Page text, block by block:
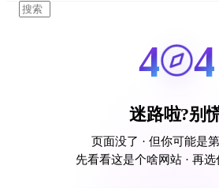
4 4
迷路啦?别
页面没了 · 但你可能是
先看看这是个啥网站 · 再